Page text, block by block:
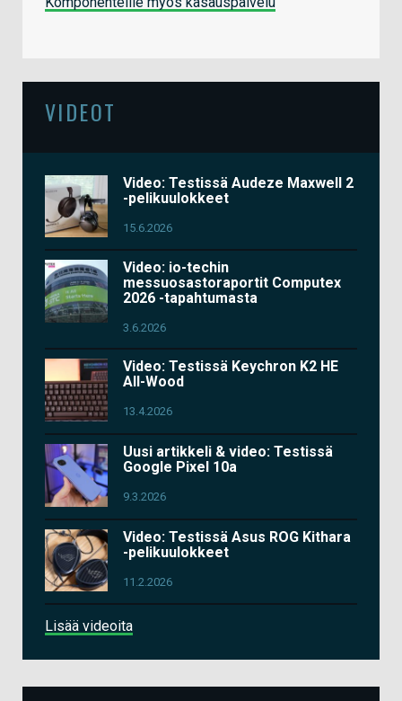
VIDEOT
Video: Testissä Audeze Maxwell 2
-pelikuulokkeet
15.6.2026
Video: io-techin
messuosastoraportit Computex
2026 -tapahtumasta
3.6.2026
Video: Testissä Keychron K2 HE
All-Wood
13.4.2026
Uusi artikkeli & video: Testissä
Google Pixel 10a
9.3.2026
Video: Testissä Asus ROG Kithara
-pelikuulokkeet
11.2.2026
Lisää videoita